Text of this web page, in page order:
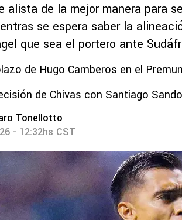
alista de la mejor manera para
se espera saber la
que sea el portero ante
de Hugo Camberos en el
de Chivas con Santiago
Tonellotto
- 12:32hs CST